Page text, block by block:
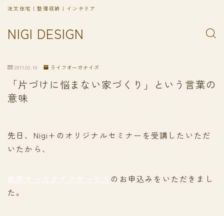
NIGI DESIGN
注文住宅｜整理収納｜インテリア
2017.02.10 ライフオーガナイズ
「片づけに悩まない家づくり」という言葉の
意味
先日、Nigi+のオリジナルセミナーを受講したいただ
いたから、
のお申込みをいただきまし
た。